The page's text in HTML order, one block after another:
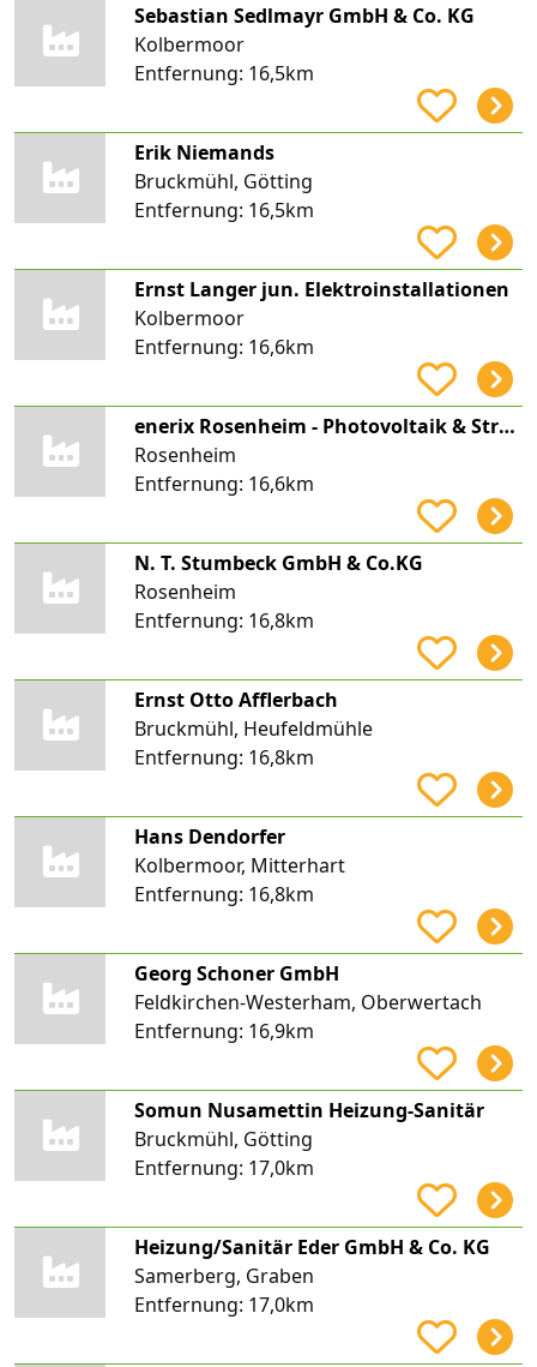
Sebastian Sedlmayr GmbH & Co. KG
Kolbermoor
Entfernung: 16,5km
Erik Niemands
Bruckmühl, Götting
Entfernung: 16,5km
Ernst Langer jun. Elektroinstallationen
Kolbermoor
Entfernung: 16,6km
enerix Rosenheim - Photovoltaik & Stromspeicher
Rosenheim
Entfernung: 16,6km
N. T. Stumbeck GmbH & Co.KG
Rosenheim
Entfernung: 16,8km
Ernst Otto Afflerbach
Bruckmühl, Heufeldmühle
Entfernung: 16,8km
Hans Dendorfer
Kolbermoor, Mitterhart
Entfernung: 16,8km
Georg Schoner GmbH
Feldkirchen-Westerham, Oberwertach
Entfernung: 16,9km
Somun Nusamettin Heizung-Sanitär
Bruckmühl, Götting
Entfernung: 17,0km
Heizung/Sanitär Eder GmbH & Co. KG
Samerberg, Graben
Entfernung: 17,0km